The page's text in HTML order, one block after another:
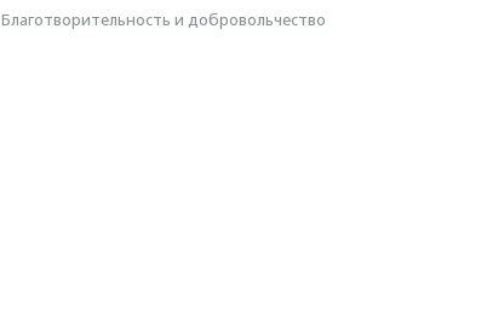
Благотвори­тель­ность и доброволь­чест­во